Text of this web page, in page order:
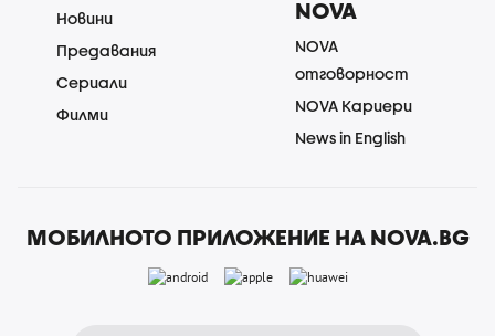
Новини
Предавания
Сериали
Филми
NOVA
NOVA
отговорност
NOVA Кариери
News in English
МОБИЛНОТО ПРИЛОЖЕНИЕ НА NOVA.BG